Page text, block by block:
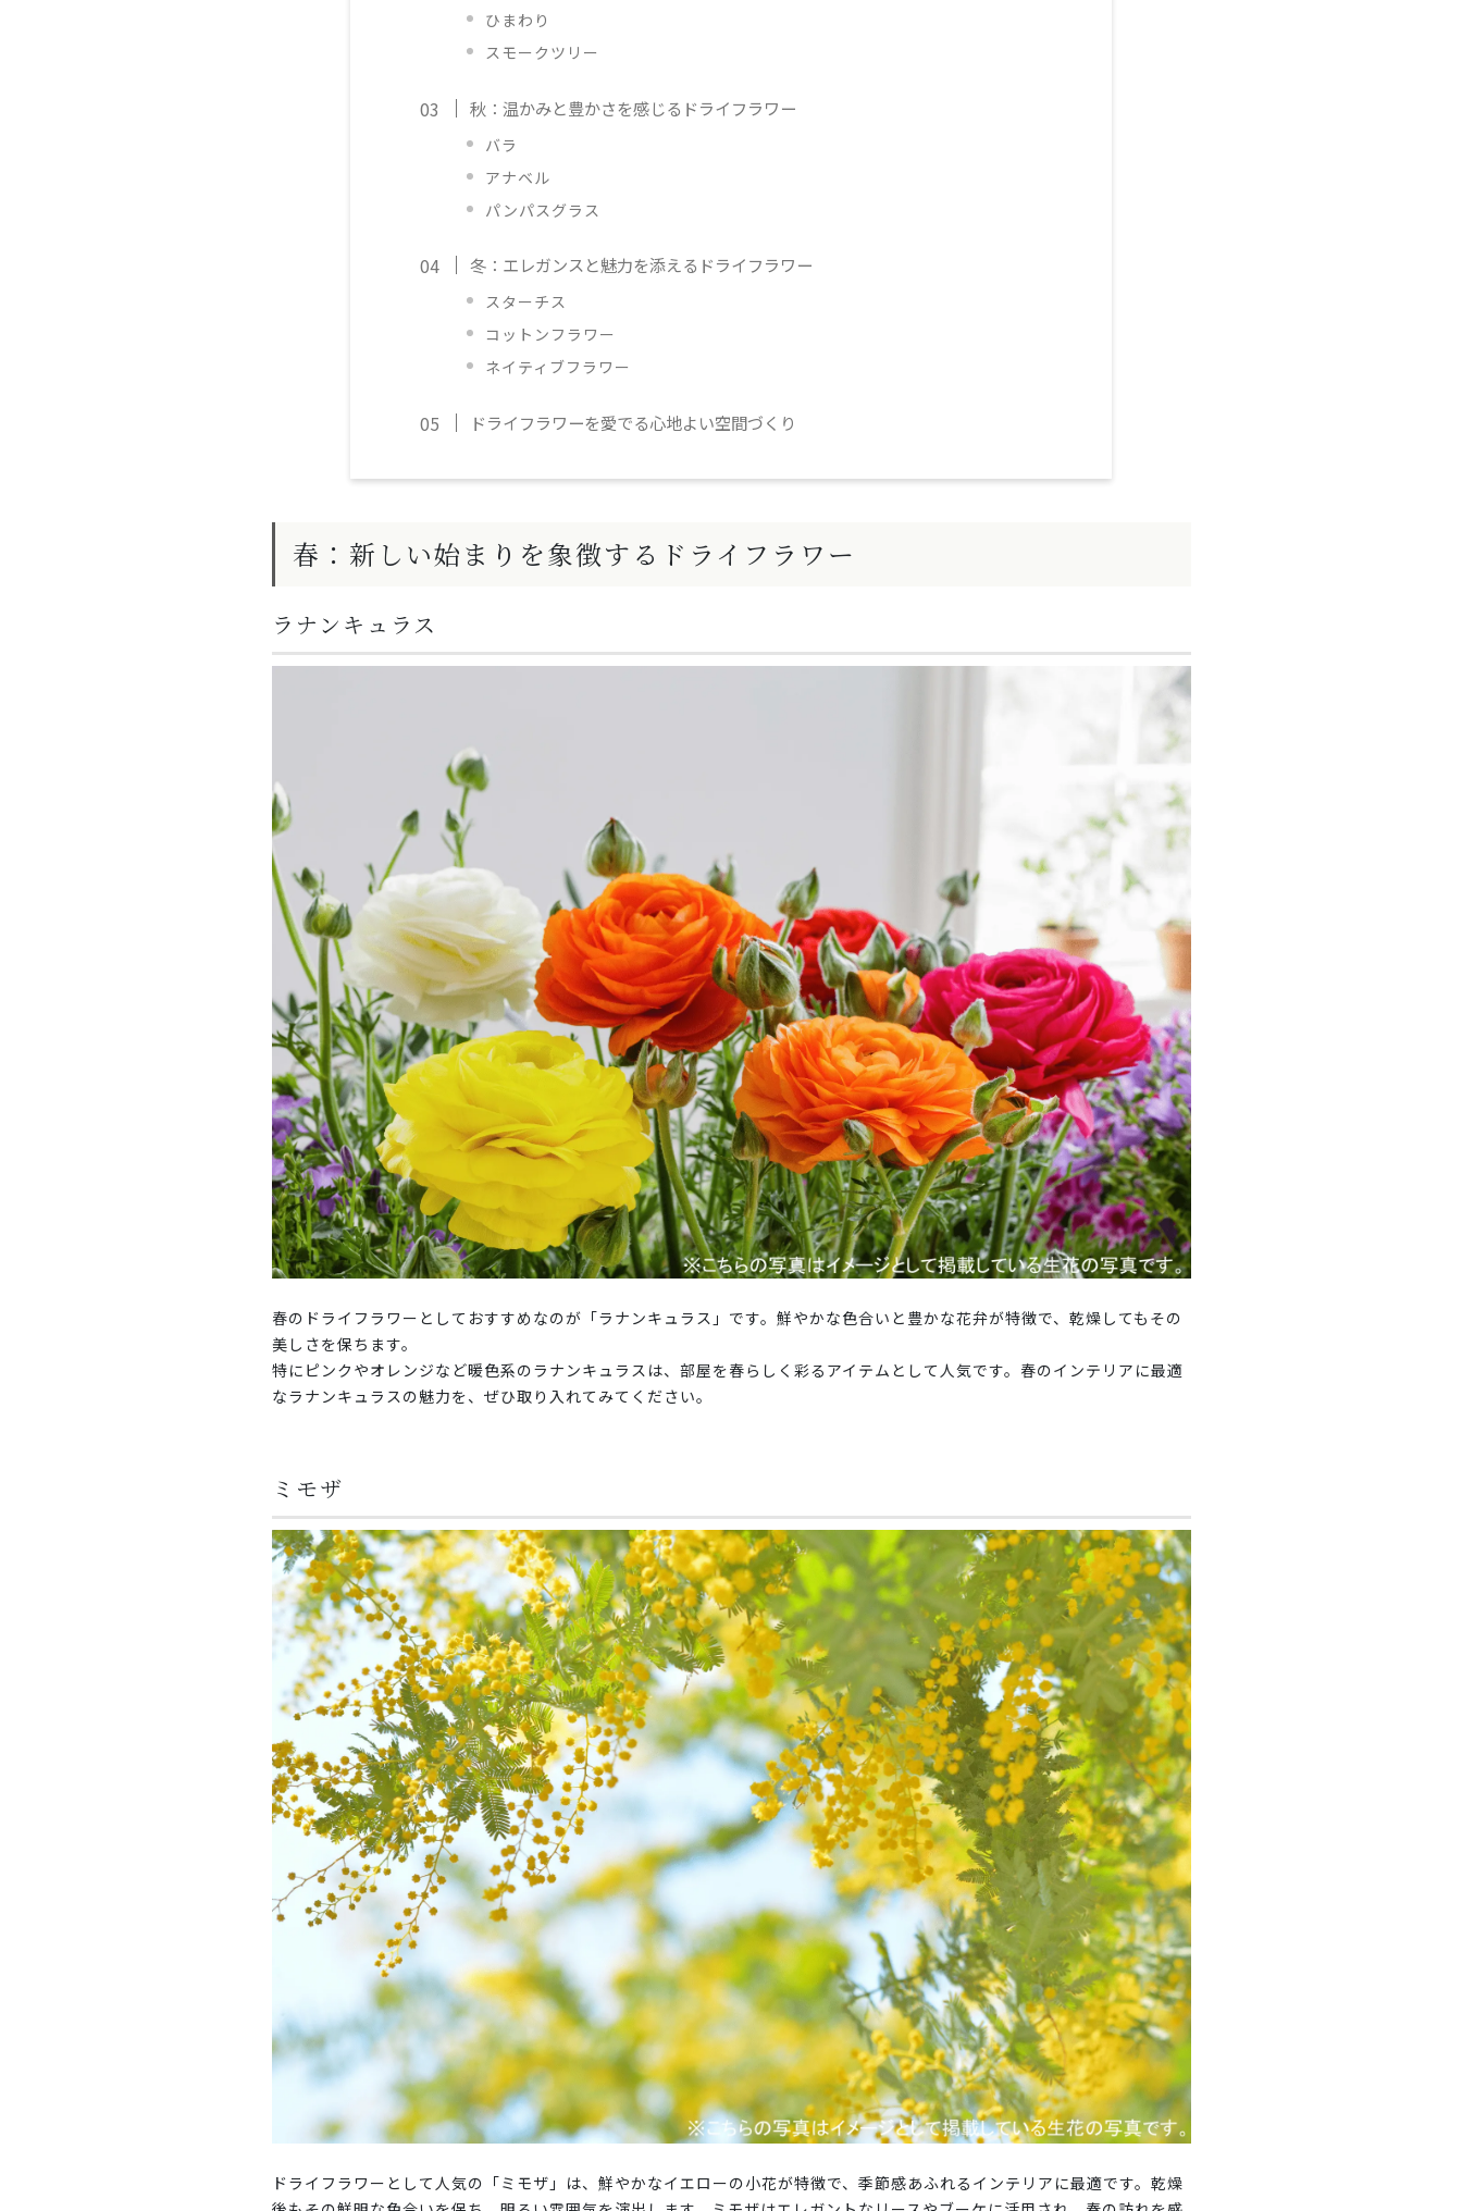
ひまわり
スモークツリー
秋：温かみと豊かさを感じるドライフラワー
バラ
アナベル
パンパスグラス
冬：エレガンスと魅力を添えるドライフラワー
スターチス
コットンフラワー
ネイティブフラワー
ドライフラワーを愛でる心地よい空間づくり
春：新しい始まりを象徴するドライフラワー
ラナンキュラス
春のドライフラワーとしておすすめなのが「ラナンキュラス」です。鮮やかな色合いと豊かな花弁が特徴で、乾燥してもその
美しさを保ちます。
特にピンクやオレンジなど暖色系のラナンキュラスは、部屋を春らしく彩るアイテムとして人気です。春のインテリアに最適
なラナンキュラスの魅力を、ぜひ取り入れてみてください。
ミモザ
ドライフラワーとして人気の「ミモザ」は、鮮やかなイエローの小花が特徴で、季節感あふれるインテリアに最適です。乾燥